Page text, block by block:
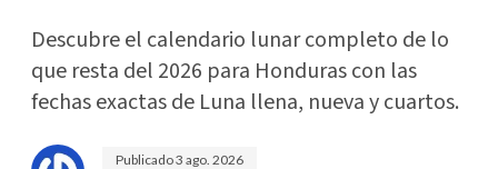
Descubre el calendario lunar completo de lo
que resta del 2026 para Honduras con las
fechas exactas de Luna llena, nueva y cuartos.
Publicado3 ago. 2026